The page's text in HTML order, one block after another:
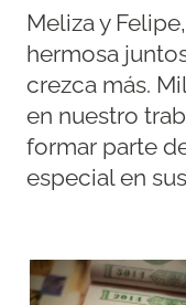
Meliza y
hermosa
crezca más.
en nuestro
formar parte
especial en